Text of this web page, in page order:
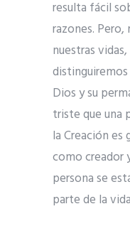
resulta fácil
razones.
nuestras
Dios y su
triste que una
la Creación es
como creador
persona se
parte de la